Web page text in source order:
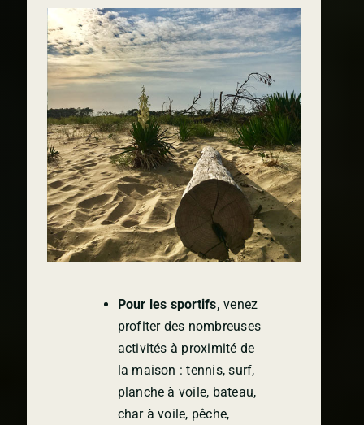
Pour les sportifs, venez
profiter des nombreuses
activités à proximité de
la maison : tennis, surf,
planche à voile, bateau,
char à voile, pêche,